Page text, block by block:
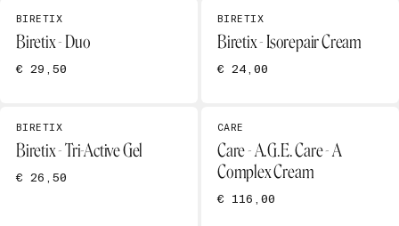
BIRETIX
Biretix - Duo
€ 29,50
BIRETIX
Biretix - Isorepair Cream
€ 24,00
BIRETIX
Biretix - Tri-Active Gel
€ 26,50
CARE
Care - A.G.E. Care - A
Complex Cream
€ 116,00